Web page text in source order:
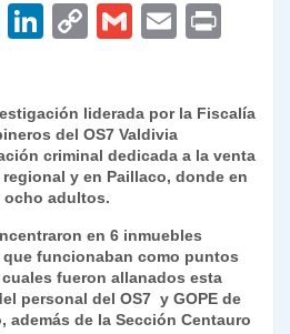
T
er
Li
e
dI
n
C
y
Li
n
k
G
l
E
l
liderada por la Fiscalía
del OS7 Valdivia
criminal dedicada a la venta
y en Paillaco, donde en
adultos.
en 6 inmuebles
que funcionaban como puntos
fueron allanados esta
personal del OS7 y GOPE de
además de la Sección Centauro